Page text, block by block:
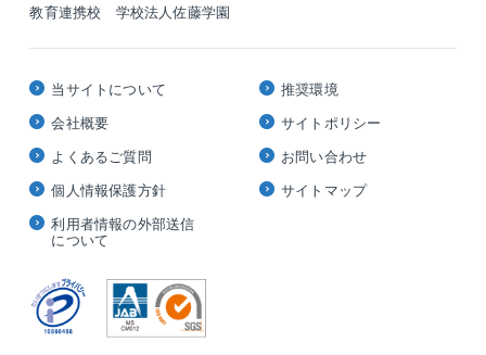
教育連携校 学校法人佐藤学園
当サイトについて
会社概要
よくあるご質問
個人情報保護方針
利用者情報の外部送信
について
推奨環境
サイトポリシー
お問い合わせ
サイトマップ